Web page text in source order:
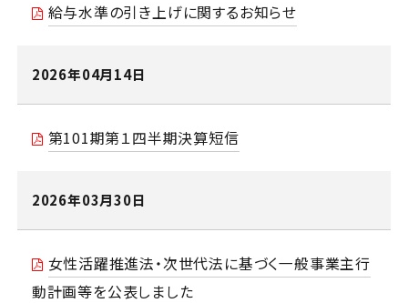
給与水準の引き上げに関するお知らせ
2026年04月14日
第101期第１四半期決算短信
2026年03月30日
女性活躍推進法・次世代法に基づく一般事業主行
動計画等を公表しました